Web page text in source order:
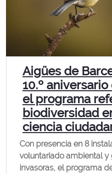
Aigües de
10.º
el programa
biodiversidad
ciencia
Con presencia en 8
voluntariado ambiental y
invasoras, el programa